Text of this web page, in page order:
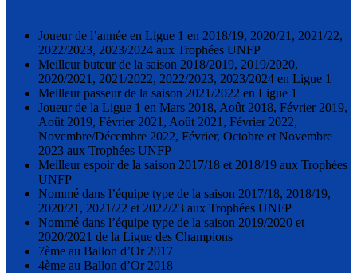
Joueur de l’année en Ligue 1 en 2018/19, 2020/21, 2021/22,
2022/2023, 2023/2024 aux Trophées UNFP
Meilleur buteur de la saison 2018/2019, 2019/2020,
2020/2021, 2021/2022, 2022/2023, 2023/2024 en Ligue 1
Meilleur passeur de la saison 2021/2022 en Ligue 1
Joueur de la Ligue 1 en Mars 2018, Août 2018, Février 2019,
Août 2019, Février 2021, Août 2021, Février 2022,
Novembre/Décembre 2022, Février, Octobre et Novembre
2023 aux Trophées UNFP
Meilleur espoir de la saison 2017/18 et 2018/19 aux Trophées
UNFP
Nommé dans l’équipe type de la saison 2017/18, 2018/19,
2020/21, 2021/22 et 2022/23 aux Trophées UNFP
Nommé dans l’équipe type de la saison 2019/2020 et
2020/2021 de la Ligue des Champions
7ème au Ballon d’Or 2017
4ème au Ballon d’Or 2018